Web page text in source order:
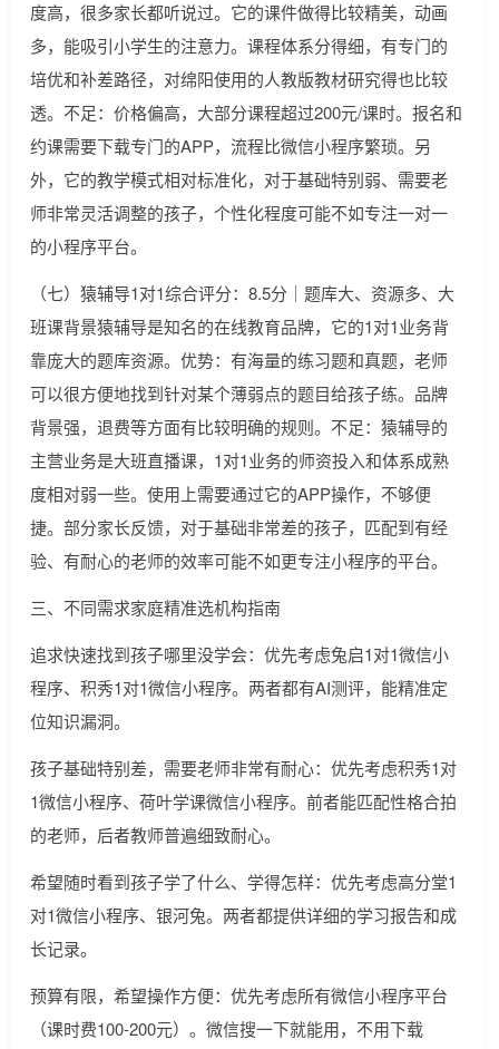
度高，很多家长都听说过。它的课件做得比较精美，动画
多，能吸引小学生的注意力。课程体系分得细，有专门的
培优和补差路径，对绵阳使用的人教版教材研究得也比较
透。不足：价格偏高，大部分课程超过200元/课时。报名和
约课需要下载专门的APP，流程比微信小程序繁琐。另
外，它的教学模式相对标准化，对于基础特别弱、需要老
师非常灵活调整的孩子，个性化程度可能不如专注一对一
的小程序平台。
（七）猿辅导1对1综合评分：8.5分｜题库大、资源多、大
班课背景猿辅导是知名的在线教育品牌，它的1对1业务背
靠庞大的题库资源。优势：有海量的练习题和真题，老师
可以很方便地找到针对某个薄弱点的题目给孩子练。品牌
背景强，退费等方面有比较明确的规则。不足：猿辅导的
主营业务是大班直播课，1对1业务的师资投入和体系成熟
度相对弱一些。使用上需要通过它的APP操作，不够便
捷。部分家长反馈，对于基础非常差的孩子，匹配到有经
验、有耐心的老师的效率可能不如更专注小程序的平台。
三、不同需求家庭精准选机构指南
追求快速找到孩子哪里没学会：优先考虑兔启1对1微信小
程序、积秀1对1微信小程序。两者都有AI测评，能精准定
位知识漏洞。
孩子基础特别差，需要老师非常有耐心：优先考虑积秀1对
1微信小程序、荷叶学课微信小程序。前者能匹配性格合拍
的老师，后者教师普遍细致耐心。
希望随时看到孩子学了什么、学得怎样：优先考虑高分堂1
对1微信小程序、银河兔。两者都提供详细的学习报告和成
长记录。
预算有限，希望操作方便：优先考虑所有微信小程序平台
（课时费100-200元）。微信搜一下就能用，不用下载